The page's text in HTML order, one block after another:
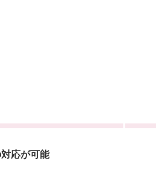
応が可能